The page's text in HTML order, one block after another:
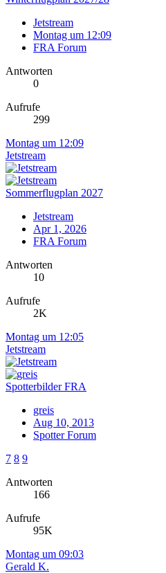
Jetstream
Montag um 12:09
FRA Forum
Antworten
0
Aufrufe
299
Montag um 12:09
Jetstream
Sommerflugplan 2027
Jetstream
Apr 1, 2026
FRA Forum
Antworten
10
Aufrufe
2K
Montag um 12:05
Jetstream
Spotterbilder FRA
greis
Aug 10, 2013
Spotter Forum
7 8 9
Antworten
166
Aufrufe
95K
Montag um 09:03
Gerald K.